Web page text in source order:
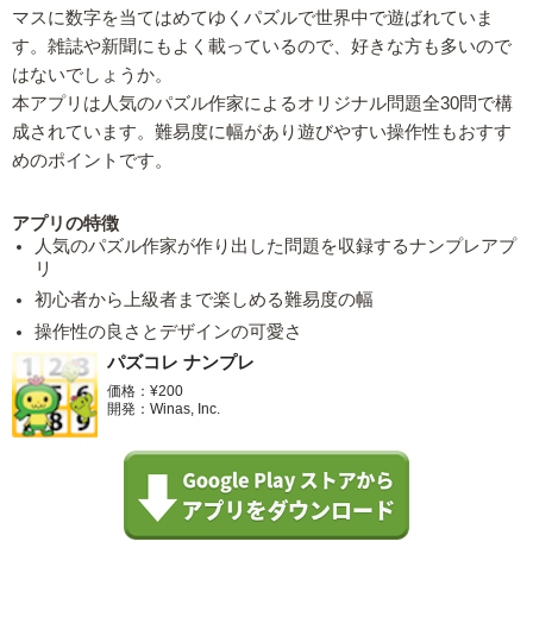
マスに数字を当てはめてゆくパズルで世界中で遊ばれていま
す。雑誌や新聞にもよく載っているので、好きな方も多いので
はないでしょうか。
本アプリは人気のパズル作家によるオリジナル問題全30問で構
成されています。難易度に幅があり遊びやすい操作性もおすす
めのポイントです。
アプリの特徴
人気のパズル作家が作り出した問題を収録するナンプレアプ
リ
初心者から上級者まで楽しめる難易度の幅
操作性の良さとデザインの可愛さ
パズコレ ナンプレ
価格：¥200
開発：Winas, Inc.